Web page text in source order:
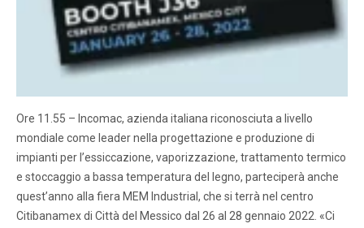
Ore 11.55 – Incomac, azienda italiana riconosciuta a livello
mondiale come leader nella progettazione e produzione di
impianti per l’essiccazione, vaporizzazione, trattamento termico
e stoccaggio a bassa temperatura del legno, parteciperà anche
quest’anno alla fiera MEM Industrial, che si terrà nel centro
Citibanamex di Città del Messico dal 26 al 28 gennaio 2022. «Ci